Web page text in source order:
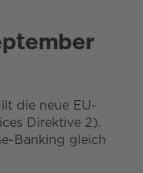
die neue EU-
Direktive 2).
Banking gleich